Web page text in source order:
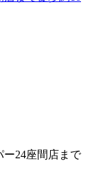
ー24座間店まで